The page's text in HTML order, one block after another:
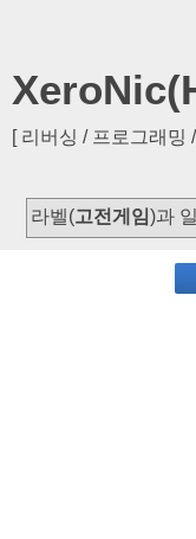
[ 리버싱 / 프로그래밍
라벨(고전게임)과